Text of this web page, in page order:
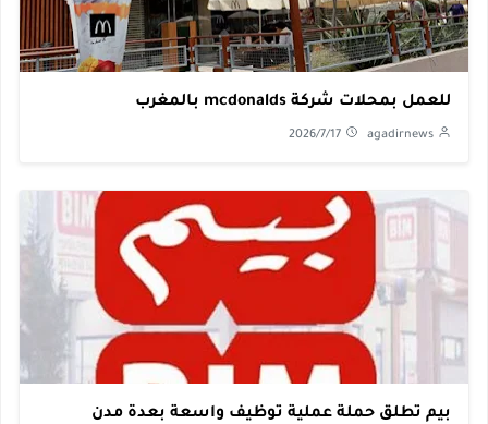
للعمل بمحلات شركة mcdonalds بالمغرب
agadirnews
2026/7/17
بيم تطلق حملة عملية توظيف واسعة بعدة مدن